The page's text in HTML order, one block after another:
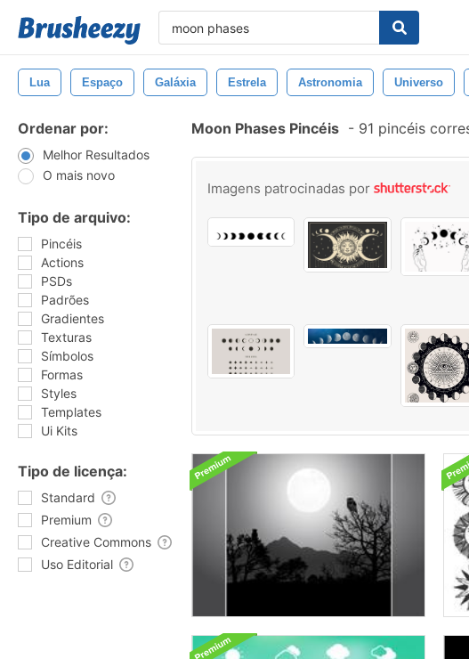
Lua Espaço Galáxia Estrela Astronomia Universo
Ordenar por:
Melhor Resultados
O mais novo
Tipo de arquivo:
Pincéis
Actions
PSDs
Padrões
Gradientes
Texturas
Símbolos
Formas
Styles
Templates
Ui Kits
Tipo de licença:
Standard
Premium
Creative Commons
Uso Editorial
Moon Phases Pincéis - 91 pincéis
Imagens patrocinadas por